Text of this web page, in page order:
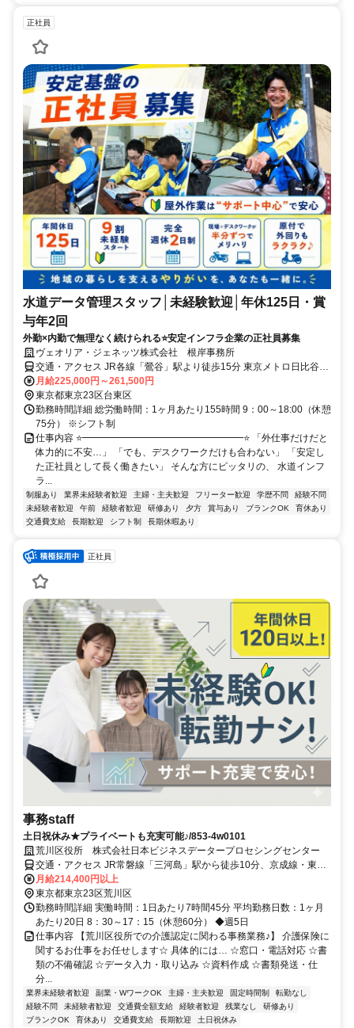
正社員
水道データ管理スタッフ│未経験歓迎│年休125日・賞
与年2回
外勤×内勤で無理なく続けられる⭐安定インフラ企業の正社員募集
ヴェオリア・ジェネッツ株式会社 根岸事務所
交通・アクセス JR各線「鶯谷」駅より徒歩15分 東京メトロ日比谷線
「入谷」駅より徒歩12分
月給225,000円～261,500円
東京都東京23区台東区
勤務時間詳細 総労働時間：1ヶ月あたり155時間 9：00～18:00（休憩
75分） ※シフト制
仕事内容 ⭐━━━━━━━━━━━━━━━━━⭐ 「外仕事だけだと
体力的に不安…」 「でも、デスクワークだけも合わない」 「安定し
た正社員として長く働きたい」 そんな方にピッタリの、 水道インフ
ラ...
制服あり 業界未経験者歓迎 主婦・主夫歓迎 フリーター歓迎 学歴不問
経験不問
未経験者歓迎
午前 経験者歓迎 研修あり 夕方 賞与あり ブランクOK
育休あり
交通費支給
長期歓迎 シフト制 長期休暇あり
正社員
事務staff
土日祝休み★プライベートも充実可能♪/853-4w0101
荒川区役所 株式会社日本ビジネスデータープロセシングセンター
交通・アクセス JR常磐線「三河島」駅から徒歩10分、京成線・東京
メトロ千代田線「町屋」駅から徒歩12分
月給214,400円以上
東京都東京23区荒川区
勤務時間詳細 実働時間：1日あたり7時間45分 平均勤務日数：1ヶ月
あたり20日 8：30～17：15（休憩60分） ◆週5日
仕事内容 【荒川区役所での介護認定に関わる事務業務♪】 介護保険に
関するお仕事をお任せします☆ 具体的には… ☆窓口・電話対応 ☆書
類の不備確認 ☆データ入力・取り込み ☆資料作成 ☆書類発送・仕
分...
業界未経験者歓迎 副業・WワークOK 主婦・主夫歓迎 固定時間制
転勤なし
経験不問
未経験者歓迎 交通費全額支給 経験者歓迎 残業なし
研修あり
ブランクOK
育休あり 交通費支給 長期歓迎 土日祝休み